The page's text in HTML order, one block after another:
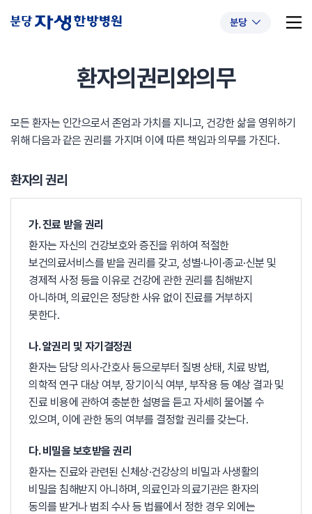
분당
추천 검색어 #초음파약침 #척추압박골절
환자의권리와의무
모든 환자는 인간으로서 존엄과 가치를 지니고, 건강한 삶을 영위하기
위해 다음과 같은 권리를 가지며 이에 따른 책임과 의무를 가진다.
환자의 권리
가. 진료 받을 권리
환자는 자신의 건강보호와 증진을 위하여 적절한
보건의료서비스를 받을 권리를 갖고, 성별·나이·종교·신분 및
경제적 사정 등을 이유로 건강에 관한 권리를 침해받지
아니하며, 의료인은 정당한 사유 없이 진료를 거부하지
못한다.
나. 알권리 및 자기결정권
환자는 담당 의사·간호사 등으로부터 질병 상태, 치료 방법,
의학적 연구 대상 여부, 장기이식 여부, 부작용 등 예상 결과 및
진료 비용에 관하여 충분한 설명을 듣고 자세히 물어볼 수
있으며, 이에 관한 동의 여부를 결정할 권리를 갖는다.
다. 비밀을 보호받을 권리
환자는 진료와 관련된 신체상·건강상의 비밀과 사생활의
비밀을 침해받지 아니하며, 의료인과 의료기관은 환자의
동의를 받거나 범죄 수사 등 법률에서 정한 경우 외에는